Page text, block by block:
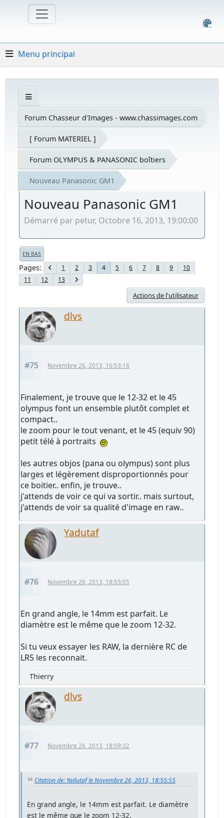
Menu principal
Forum Chasseur d'Images - www.chassimages.com
[ Forum MATERIEL ]
Forum OLYMPUS & PANASONIC boîtiers
Nouveau Panasonic GM1
Nouveau Panasonic GM1
Démarré par petur, Octobre 16, 2013, 19:00:00
EN BAS
Pages 1 2 3 4 5 6 7 8 9
10
11
12 13
Actions de l'utilisateur
dlvs
#75 Novembre 26, 2013, 16:53:16
Finalement, je trouve que le 12-32 et le 45
olympus font un ensemble plutôt complet et
compact..
le zoom pour le tout venant, et le 45 (equiv 90)
petit télé à portraits
les autres objos (pana ou olympus) sont plus
larges et légèrement disproportionnés pour
ce boitier.. enfin, je trouve..
j'attends de voir ce qui va sortir.. mais surtout,
j'attends de voir sa qualité d'image en raw..
Yadutaf
#76 Novembre 26, 2013, 18:55:55
En grand angle, le 14mm est parfait. Le
diamètre est le même que le zoom 12-32.
Si tu veux essayer les RAW, la dernière RC de
LR5 les reconnait.
Thierry
dlvs
#77 Novembre 26, 2013, 18:59:32
Citation de: Yadutaf le Novembre 26, 2013, 18:55:55
En grand angle, le 14mm est parfait. Le diamètre
est le même que le zoom 12-32.